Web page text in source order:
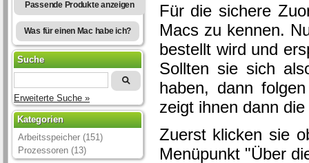
Für die sichere
Macs zu kennen.
bestellt wird und
Sollten sie sich
haben, dann
zeigt ihnen dann
Zuerst klicken sie
Menüpunkt "Über
Passende Produkte anzeigen
Was für einen Mac habe ich?
Suche
Erweiterte Suche »
Kategorien
Arbeitsspeicher (151)
Prozessoren (13)